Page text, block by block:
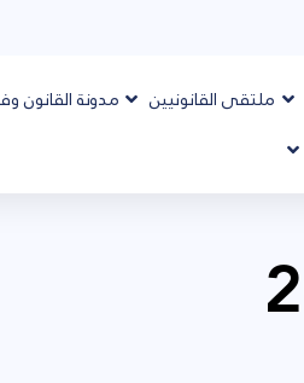
ملتقى القانونيين مدونة القانون